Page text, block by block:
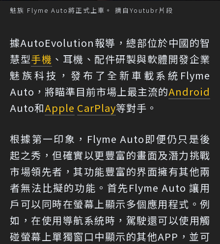
魅族 Flyme Auto將正式上車。 摘自Youtubr片段
據AutoEvolution報導，總部位於中國的智
慧型手機 、耳機、配件研製與軟體開發企業
魅族科技，發布了全新車載系統Flyme
Auto，將瞄準目前市場上最主流的Android
Auto和Apple CarPlay等對手。
根據第一印象，Flyme Auto即便仍只是後
起之秀，但確實以更豐富的畫面及潛力挑戰
市場領先者，其功能豐富的界面擁有其他兩
者無法比擬的功能。首先Flyme Auto 讓用
戶可以同時在螢幕上顯示多個應用程式。例
如，在使用導航系統時，駕駛還可以使用觸
碰螢幕上單獨窗口中顯示的其他APP，並可